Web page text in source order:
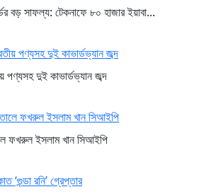
বড় সাফল্য: টেকনাফে ৮০ হাজার ইয়াবা...
পণ্যসহ দুই কাভার্ডভ্যান জব্দ
ফখরুল ইসলাম খান সিআইপি